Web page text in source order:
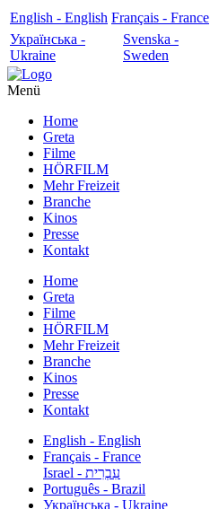
English - English Français - France
Українська -
Ukraine
Svenska -
Sweden
Menü
Home
Greta
Filme
HÖRFILM
Mehr Freizeit
Branche
Kinos
Presse
Kontakt
Home
Greta
Filme
HÖRFILM
Mehr Freizeit
Branche
Kinos
Presse
Kontakt
English - English
Français - France
עִבְרִית - Israel
Português - Brazil
Українська - Ukraine